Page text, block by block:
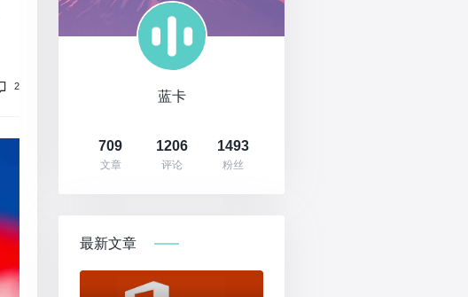
2
蓝卡
709
文章
1206
评论
1493
粉丝
最新文章